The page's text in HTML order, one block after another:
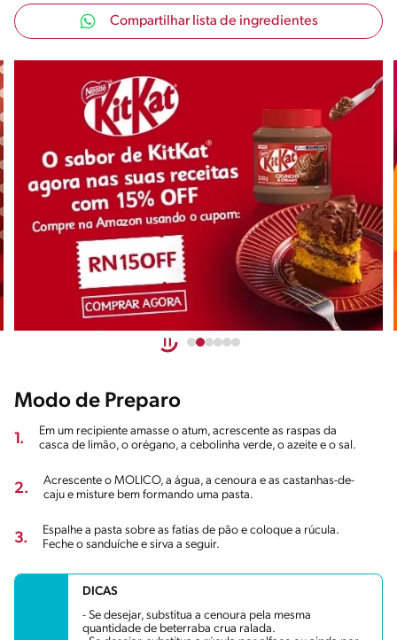
Compartilhar lista de ingredientes
Modo de Preparo
1.
Em um recipiente amasse o atum, acrescente as raspas da
casca de limão, o orégano, a cebolinha verde, o azeite e o sal.
2.
Acrescente o MOLICO, a água, a cenoura e as castanhas-de-
caju e misture bem formando uma pasta.
3.
Espalhe a pasta sobre as fatias de pão e coloque a rúcula.
Feche o sanduíche e sirva a seguir.
DICAS
- Se desejar, substitua a cenoura pela mesma
quantidade de beterraba crua ralada.